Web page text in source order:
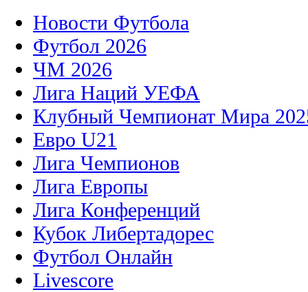
Новости Футбола
Футбол 2026
ЧМ 2026
Лига Наций УЕФА
Клубный Чемпионат Мира
Евро U21
Лига Чемпионов
Лига Европы
Лига Конференций
Кубок Либертадорес
Футбол Онлайн
Livescore